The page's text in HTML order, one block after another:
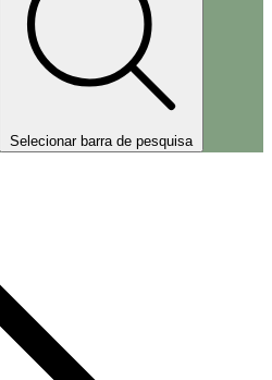
Selecionar barra de pesquisa